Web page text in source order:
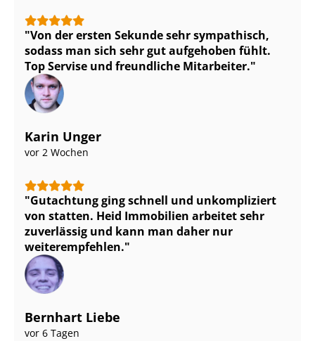
Von der ersten Sekunde sehr sympathisch,
sodass man sich sehr gut aufgehoben fühlt.
Top Servise und freundliche Mitarbeiter.
Karin Unger
vor 2 Wochen
Gutachtung ging schnell und unkompliziert
von statten. Heid Immobilien arbeitet sehr
zuverlässig und kann man daher nur
weiterempfehlen.
Bernhart Liebe
vor 6 Tagen